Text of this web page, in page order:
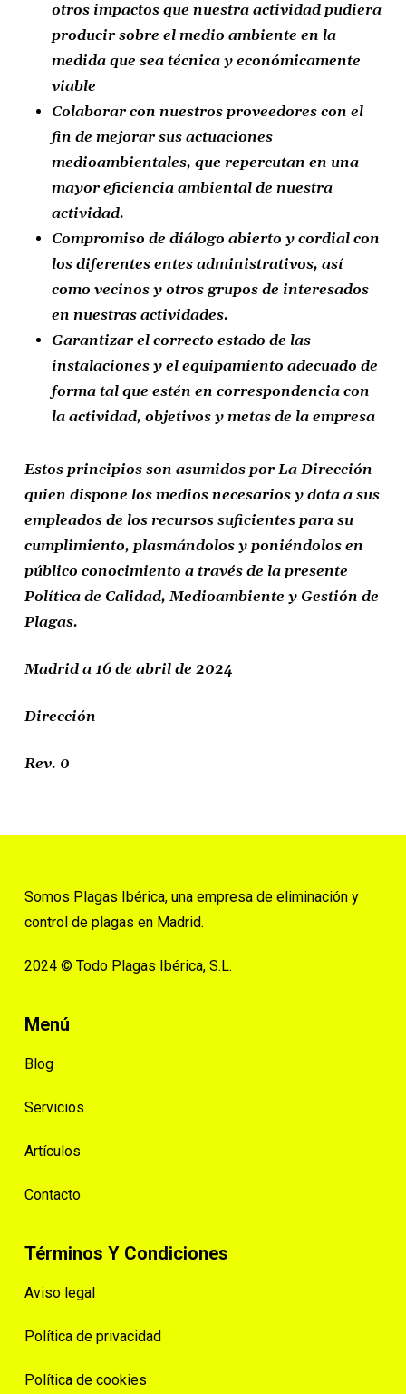
otros impactos que nuestra actividad pudiera
producir sobre el medio ambiente en la
medida que sea técnica y económicamente
viable
Colaborar con nuestros proveedores con el
fin de mejorar sus actuaciones
medioambientales, que repercutan en una
mayor eficiencia ambiental de nuestra
actividad.
Compromiso de diálogo abierto y cordial con
los diferentes entes administrativos, así
como vecinos y otros grupos de interesados
en nuestras actividades.
Garantizar el correcto estado de las
instalaciones y el equipamiento adecuado de
forma tal que estén en correspondencia con
la actividad, objetivos y metas de la empresa
Estos principios son asumidos por La Dirección
quien dispone los medios necesarios y dota a sus
empleados de los recursos suficientes para su
cumplimiento, plasmándolos y poniéndolos en
público conocimiento a través de la presente
Política de Calidad, Medioambiente y Gestión de
Plagas.
Madrid a 16 de abril de 2024
Dirección
Rev. 0
Somos Plagas Ibérica, una empresa de eliminación y
control de plagas en Madrid.
2024 © Todo Plagas Ibérica, S.L.
Menú
Blog
Servicios
Artículos
Contacto
Términos Y Condiciones
Aviso legal
Política de privacidad
Política de cookies